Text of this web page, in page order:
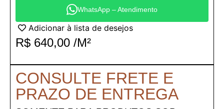
WhatsApp – Atendimento
Adicionar à lista de desejos
R$ 640,00 /M²
CONSULTE FRETE E
PRAZO DE ENTREGA